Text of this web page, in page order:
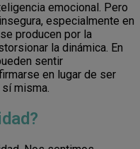
emocional. Pero
especialmente en
producen por la
la dinámica. En
sentir
en lugar de ser
misma.